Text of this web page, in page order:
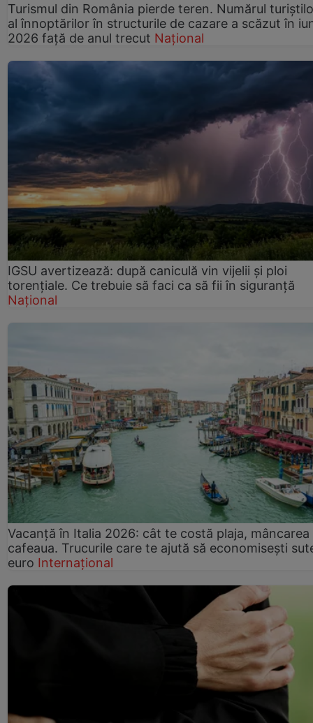
Turismul din România pierde teren. Numărul
al înnoptărilor în structurile de cazare a scăzut în
2026 față de anul trecut Național
IGSU avertizează: după caniculă vin vijelii și ploi
torențiale. Ce trebuie să faci ca să fii în siguranță
Național
Vacanță în Italia 2026: cât te costă plaja, mâncarea
cafeaua. Trucurile care te ajută să economisești
euro Internațional